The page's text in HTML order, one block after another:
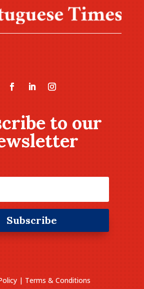
to our
Subscribe
| Terms & Conditions